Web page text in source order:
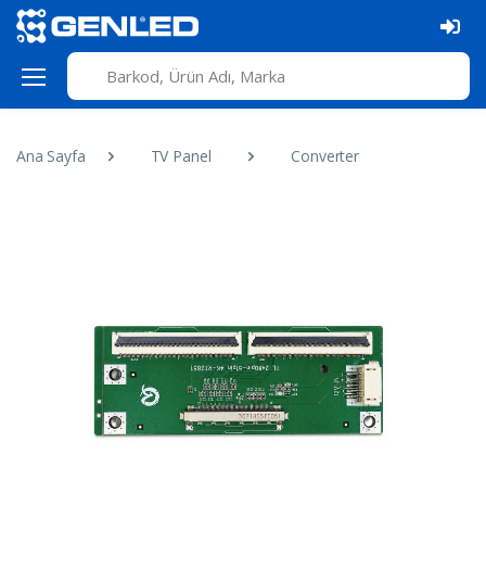
Ana Sayfa TV Panel Converter